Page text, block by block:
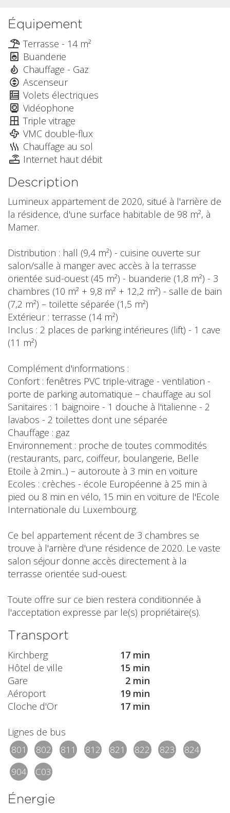
Équipement
Terrasse - 14 m²
Buanderie
Chauffage - Gaz
Ascenseur
Volets électriques
Vidéophone
Triple vitrage
VMC double-flux
Chauffage au sol
Internet haut débit
Description
Lumineux appartement de 2020, situé à l'arrière de
la résidence, d'une surface habitable de 98 m², à
Mamer.
Distribution : hall (9,4 m²) - cuisine ouverte sur
salon/salle à manger avec accès à la terrasse
orientée sud-ouest (45 m²) - buanderie (1,8 m²) - 3
chambres (10 m² + 9,8 m² + 12,2 m²) - salle de bain
(7,2 m²) – toilette séparée (1,5 m²)
Extérieur : terrasse (14 m²)
Inclus : 2 places de parking intérieures (lift) - 1 cave
(11 m²)
Complément d'informations :
Confort : fenêtres PVC triple-vitrage - ventilation -
porte de parking automatique – chauffage au sol
Sanitaires : 1 baignoire - 1 douche à l'italienne - 2
lavabos - 2 toilettes dont une séparée
Chauffage : gaz
Environnement : proche de toutes commodités
(restaurants, parc, coiffeur, boulangerie, Belle
Etoile à 2min...) – autoroute à 3 min en voiture
Ecoles : crèches - école Européenne à 25 min à
pied ou 8 min en vélo, 15 min en voiture de l'Ecole
Internationale du Luxembourg.
Ce bel appartement récent de 3 chambres se
trouve à l'arrière d'une résidence de 2020. Le vaste
salon séjour donne accès directement à la
terrasse orientée sud-ouest.
Toute offre sur ce bien restera conditionnée à
l'acceptation expresse par le(s) propriétaire(s).
Transport
Kirchberg
17 min
Hôtel de ville
15 min
Gare
2 min
Aéroport
19 min
Cloche d'Or
17 min
Lignes de bus
801 802 811 812 821 822 823
824
904
C03
Énergie